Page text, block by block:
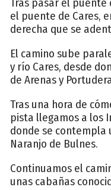
el puente de Cares,
derecha que se
El camino sube
y río Cares, desde
de Arenas y
Tras una hora de
pista llegamos a los
donde se contempla
Naranjo de Bulnes.
Continuamos el
unas cabañas